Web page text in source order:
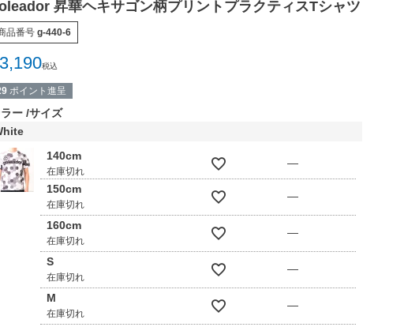
昇華ヘキサゴン柄プリントプラクティスTシャツ
品番号 g-440-6
3,190税込
ポイント進呈
ー サイズ
140cm
在庫切れ
—
150cm
在庫切れ
—
160cm
在庫切れ
—
S
在庫切れ
—
M
在庫切れ
—